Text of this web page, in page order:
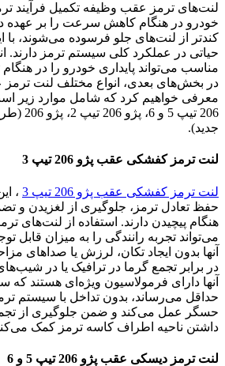
لنت‌های ترمز عقب وظیفه تکمیل فرآیند
خودرو در هنگام کاهش سرعت را بر عهده
کندتر از لنت‌های جلو فرسوده می‌شوند،
حیاتی در عملکرد کلی سیستم ترمز دارند.
مناسب می‌تواند پایداری خودرو را در
جدید).
لنت ترمز کفشکی عقب پژو 206 تیپ 3
لنت ترمز کفشکی عقب پژو 206 تیپ 3
،
حفظ تعادل ترمز، جلوگیری از لغزیدن و
هنگام پیچیدن دارند. استفاده از لنت‌های
می‌تواند تجربه رانندگی را به میزان قابل
آنها بدون ایجاد تکان، لرزش یا صداهای
در برابر تجمع گرما در ترافیک یا در
آنها دارای فرمولاسیون ویژه‌ای هستند
حداقل می‌رساند، بدون تداخل با سیستم
حسگر عمل می‌کند و ضمن جلوگیری از تجمع
داشتن ناحیه اطراف کاسه ترمز کمک
لنت ترمز دیسکی عقب پژو 206 تیپ 5 و 6